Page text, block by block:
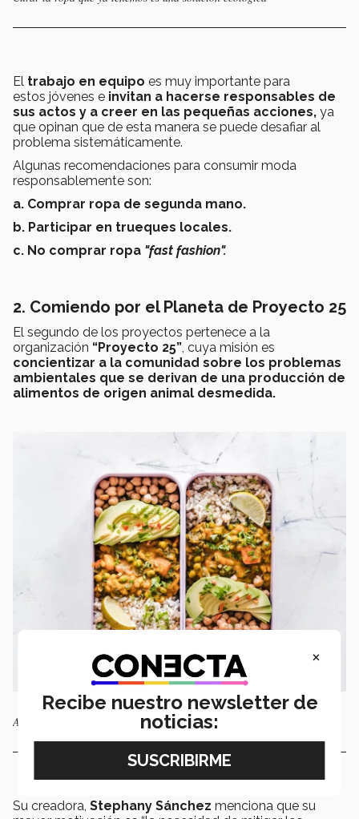
El trabajo en equipo es muy importante para
estos jóvenes e invitan a hacerse responsables de
sus actos y a creer en las pequeñas acciones, ya
que opinan que de esta manera se puede desafiar al
problema sistemáticamente.
Algunas recomendaciones para consumir moda
responsablemente son:
a. Comprar ropa de segunda mano.
b. Participar en trueques locales.
c. No comprar ropa "fast fashion".
2. Comiendo por el Planeta de Proyecto 25
El segundo de los proyectos pertenece a la
organización “Proyecto 25”, cuya misión es
concientizar a la comunidad sobre los problemas
ambientales que se derivan de una producción de
alimentos de origen animal desmedida.
Aprender recetas saludables puede ser divertido
Su creadora, Stephany Sánchez menciona que su
×
Recibe nuestro newsletter de
noticias: